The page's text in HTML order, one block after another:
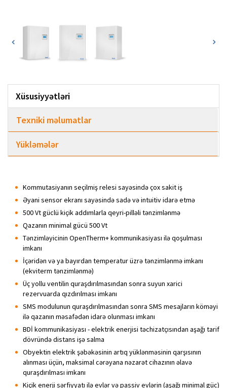
Xüsusiyyətləri
Texniki məlumatlar
Yükləmələr
Kommutasiyanın seçilmiş relesi sayəsində çox sakit iş
Əyani sensor ekranı sayəsində sadə və intuitiv idarə etmə
500 Vt güclü kiçik addımlarla qeyri-pilləli tənzimlənmə
Qazanın minimal gücü 500 Vt
Tənzimləyicinin OpenTherm+ kommunikasiyası ilə qoşulması
imkanı
İçəridən və ya bayırdan temperatur üzrə tənzimlənmə imkanı
(ekviterm tənzimlənmə)
Üç yollu ventilin quraşdırılmasından sonra suyun xarici
rezervuarda qızdırılması imkanı
SMS modulunun quraşdırılmasından sonra SMS mesajların köməyi
ilə qazanın məsafədən idarə olunması imkanı
BDİ kommunikasiyası - elektrik enerjisi təchizatçısından aşağı tarif
dövründə distans işə salma
Obyektin elektrik şəbəkəsinin artıq yüklənməsinin qarşısının
alınması üçün, maksimal cərəyana nəzarət cihazının əlavə
quraşdırılması imkanı
Kiçik enerji sərfiyyatı ilə evlər və passiv evlərin (aşağı minimal güc)